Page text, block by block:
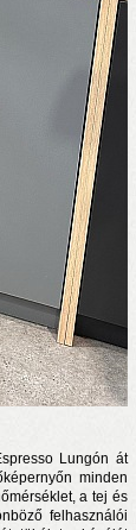
Lungón át
minden
a tej és
felhasználói